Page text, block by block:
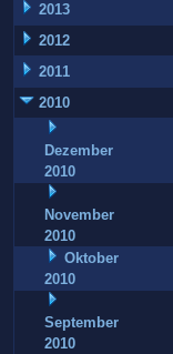
2013
2012
2011
2010
Dezember
2010
November
2010
Oktober
2010
September
2010